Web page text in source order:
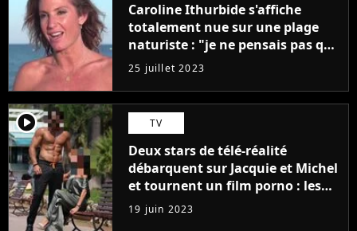
Caroline Ithurbide s'affiche
totalement nue sur une plage
naturiste : "je ne pensais pas que
j'arriverais à le faire..."
25 juillet 2023
player2 TV
Deux stars de télé-réalité
débarquent sur Jacquie et Michel
et tournent un film porno : les
premières images du tournage
(exclu)
19 juin 2023